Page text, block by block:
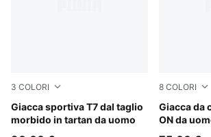
3 COLORI
Giacca sportiva T7 dal taglio
morbido in tartan da uomo
Chocolate Fondue
8 COLORI
Giacca da
ON da
Midnight